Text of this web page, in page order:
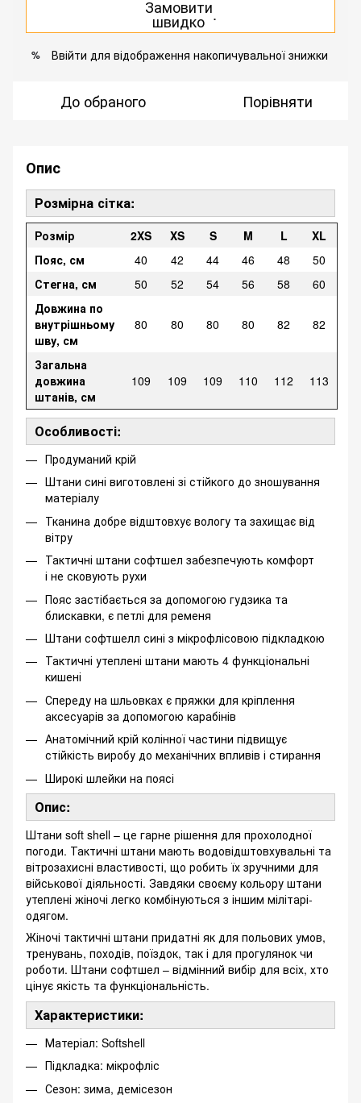
Замовити
швидко .
% Ввійти для відображення накопичувальної знижки
До обраного Порівняти
Опис
Розмірна сітка:
Розмір 2XS XS S M L
XL
Пояс, см
40 42 44 46 48
50
Стегна, см
50 52 54 56 58
60
Довжина по
внутрішньому
шву, см
80 80 80 80 82 82
Загальна
довжина
штанів, см
109 109 109 110 112 113
Особливості:
Продуманий крій
Штани сині виготовлені зі стійкого до зношування
матеріалу
Тканина добре відштовхує вологу та захищає від
вітру
Тактичні штани софтшел забезпечують комфорт
і не сковують рухи
Пояс застібається за допомогою гудзика та
блискавки, є петлі для ременя
Штани софтшелл сині з мікрофлісовою підкладкою
Тактичні утеплені штани мають 4 функціональні
кишені
Спереду на шльовках є пряжки для кріплення
аксесуарів за допомогою карабінів
Анатомічний крій колінної частини підвищує
стійкість виробу до механічних впливів і стирання
Широкі шлейки на поясі
Опис:
Штани soft shell – це гарне рішення для прохолодної
погоди. Тактичні штани мають водовідштовхувальні та
вітрозахисні властивості, що робить їх зручними для
військової діяльності. Завдяки своєму кольору штани
утеплені жіночі легко комбінуються з іншим мілітарі-
одягом.
Жіночі тактичні штани придатні як для польових умов,
тренувань, походів, поїздок, так і для прогулянок чи
роботи. Штани софтшел – відмінний вибір для всіх, хто
цінує якість та функціональність.
Характеристики:
Матеріал: Softshell
Підкладка: мікрофліс
Сезон: зима, демісезон